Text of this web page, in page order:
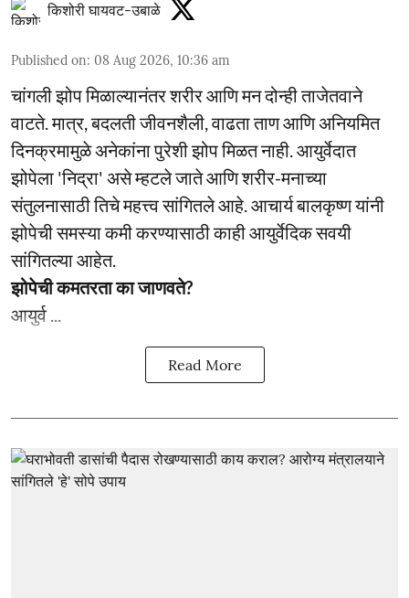
किशोरी घायवट-उबाळे
Published on: 08 Aug 2026, 10:36 am
चांगली झोप मिळाल्यानंतर शरीर आणि मन दोन्ही ताजेतवाने
वाटते. मात्र, बदलती जीवनशैली, वाढता ताण आणि अनियमित
दिनक्रमामुळे अनेकांना पुरेशी झोप मिळत नाही. आयुर्वेदात
झोपेला 'निद्रा' असे म्हटले जाते आणि शरीर-मनाच्या
संतुलनासाठी तिचे महत्त्व सांगितले आहे. आचार्य बालकृष्ण यांनी
झोपेची समस्या कमी करण्यासाठी काही आयुर्वेदिक सवयी
सांगितल्या आहेत.
झोपेची कमतरता का जाणवते?
आयुर्व ...
Read More